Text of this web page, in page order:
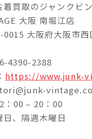
買取のジャンクビ
大阪 南堀江店
0015 大阪府大阪市
4390-2388
https://www.junk-
：00 – 20：00
、隔週木曜日